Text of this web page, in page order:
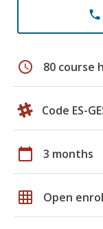
phone
schedule 80 course
Code ES-
calendar_today 3 months
grid_on Open